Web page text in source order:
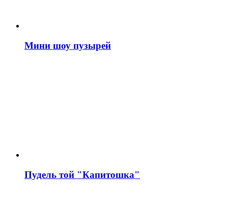
Мини шоу пузырей
Пудель той "Капитошка"